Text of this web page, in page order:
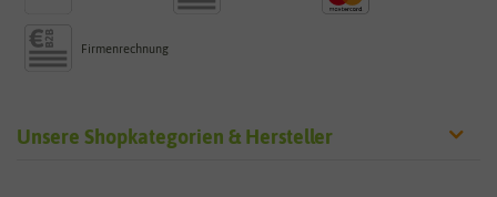
Firmenrechnung
Unsere Shopkategorien & Hersteller